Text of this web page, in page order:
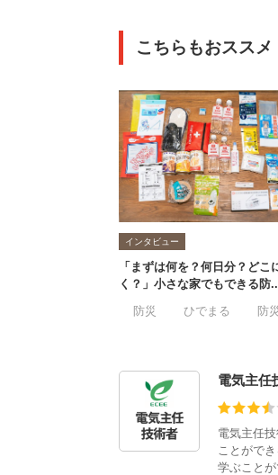
こちらもおススメ
インタビュー
「まずは何を？何日分？どこ
く？」小さな家でもできる防
#防災
#ひでまる #防
電気主任
電気主任
ことがで
学ぶことが